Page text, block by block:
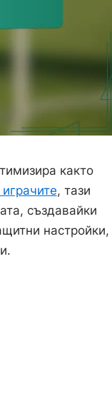
както
, тази
създавайки
настройки,